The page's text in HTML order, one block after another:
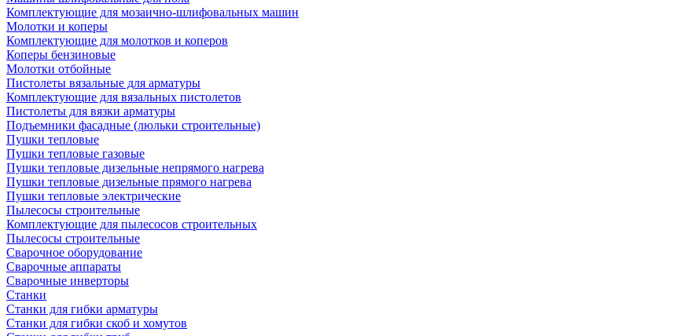
Комплектующие для мозаично-шлифовальных машин
Молотки и коперы
Комплектующие для молотков и коперов
Коперы бензиновые
Молотки отбойные
Пистолеты вязальные для арматуры
Комплектующие для вязальных пистолетов
Пистолеты для вязки арматуры
Подъемники фасадные (люльки строительные)
Пушки тепловые
Пушки тепловые газовые
Пушки тепловые дизельные непрямого нагрева
Пушки тепловые дизельные прямого нагрева
Пушки тепловые электрические
Пылесосы строительные
Комплектующие для пылесосов строительных
Пылесосы строительные
Сварочное оборудование
Сварочные аппараты
Сварочные инверторы
Станки
Станки для гибки арматуры
Станки для гибки скоб и хомутов